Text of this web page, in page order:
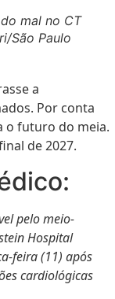
mal no CT
São Paulo
a
Por conta
o futuro do meia.
de 2027.
pelo meio-
Hospital
feira (11) após
cardiológicas